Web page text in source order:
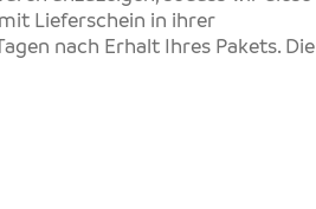
Lieferschein in ihrer
nach Erhalt Ihres Pakets. Die